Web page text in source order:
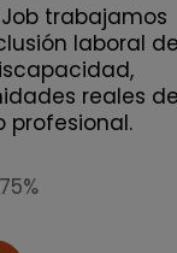
trabajamos
laboral de
reales de
profesional.